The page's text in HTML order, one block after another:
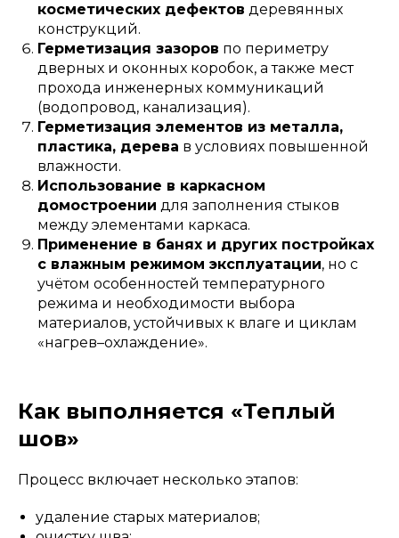
косметических дефектов деревянных
конструкций.
Герметизация зазоров по периметру
дверных и оконных коробок, а также мест
прохода инженерных коммуникаций
(водопровод, канализация).
Герметизация элементов из металла,
пластика, дерева в условиях повышенной
влажности.
Использование в каркасном
домостроении для заполнения стыков
между элементами каркаса.
Применение в банях и других постройках
с влажным режимом эксплуатации, но с
учётом особенностей температурного
режима и необходимости выбора
материалов, устойчивых к влаге и циклам
«нагрев–охлаждение».
Как выполняется «Теплый
шов»
Процесс включает несколько этапов:
удаление старых материалов;